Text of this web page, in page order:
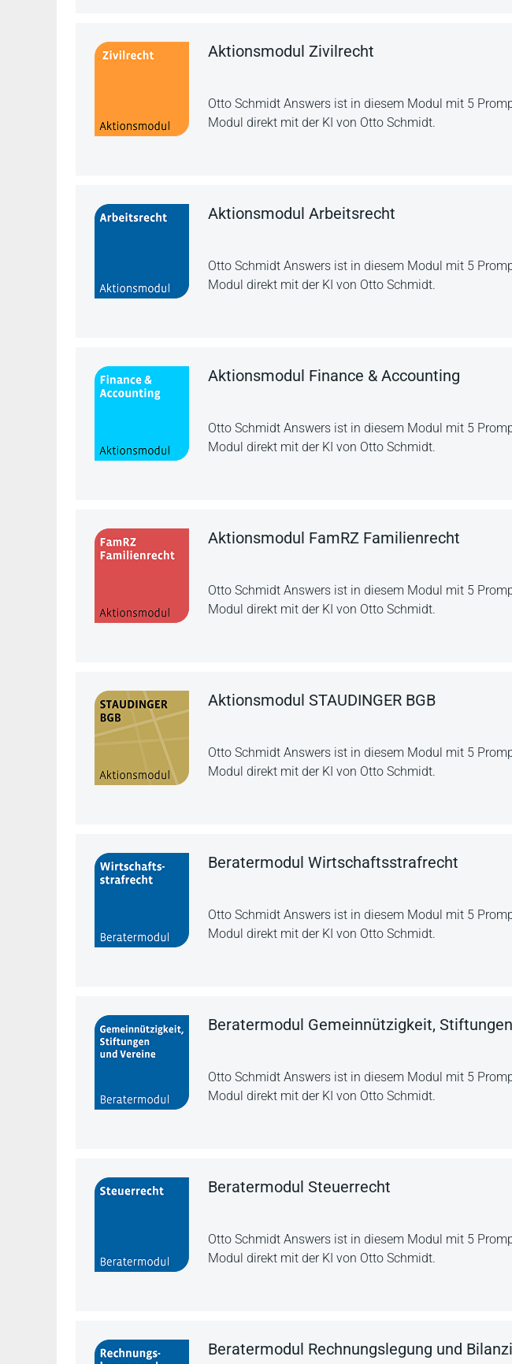
Aktionsmodul Zivilrecht
Otto Schmidt Answers ist in diesem Modul mit 5
Modul direkt mit der KI von Otto Schmidt.
Aktionsmodul Arbeitsrecht
Otto Schmidt Answers ist in diesem Modul mit 5
Modul direkt mit der KI von Otto Schmidt.
Aktionsmodul Finance & Accounting
Otto Schmidt Answers ist in diesem Modul mit 5
Modul direkt mit der KI von Otto Schmidt.
Aktionsmodul FamRZ Familienrecht
Otto Schmidt Answers ist in diesem Modul mit 5
Modul direkt mit der KI von Otto Schmidt.
Aktionsmodul STAUDINGER BGB
Otto Schmidt Answers ist in diesem Modul mit 5
Modul direkt mit der KI von Otto Schmidt.
Beratermodul Wirtschaftsstrafrecht
Otto Schmidt Answers ist in diesem Modul mit 5
Modul direkt mit der KI von Otto Schmidt.
Beratermodul Gemeinnützigkeit,
Otto Schmidt Answers ist in diesem Modul mit 5
Modul direkt mit der KI von Otto Schmidt.
Beratermodul Steuerrecht
Otto Schmidt Answers ist in diesem Modul mit 5
Modul direkt mit der KI von Otto Schmidt.
Beratermodul Rechnungslegung und